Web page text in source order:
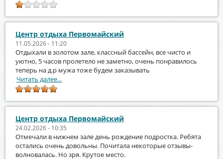
Центр отдыха Первомайский
11.05.2026 - 11:20
Отдыхали в золотом зале, классный бассейн, все чисто и
уютно, 5 часов пролетело не заметно, очень понравилось
теперь на д.р мужа тоже будем заказывать
Читать далее...
Центр отдыха Первомайский
24.02.2026 - 10:35
Отмечали в нижнем зале день рождение подростка. Ребята
остались очень довольны. Почитала некоторые отзывы-
волновалась. Но зря. Крутое место.